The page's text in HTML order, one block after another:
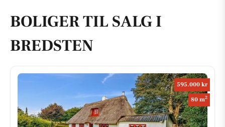
BOLIGER TIL SALG I
BREDSTEN
595.000 kr
80 m2